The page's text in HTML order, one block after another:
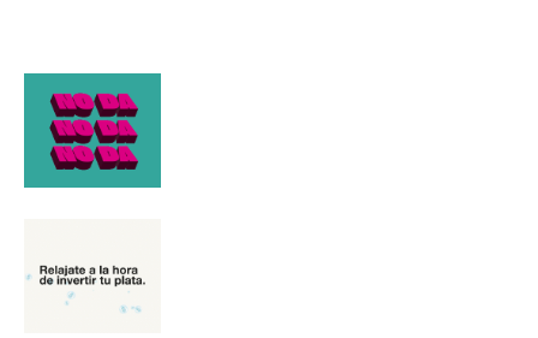
Apellidos
Número de teléfono